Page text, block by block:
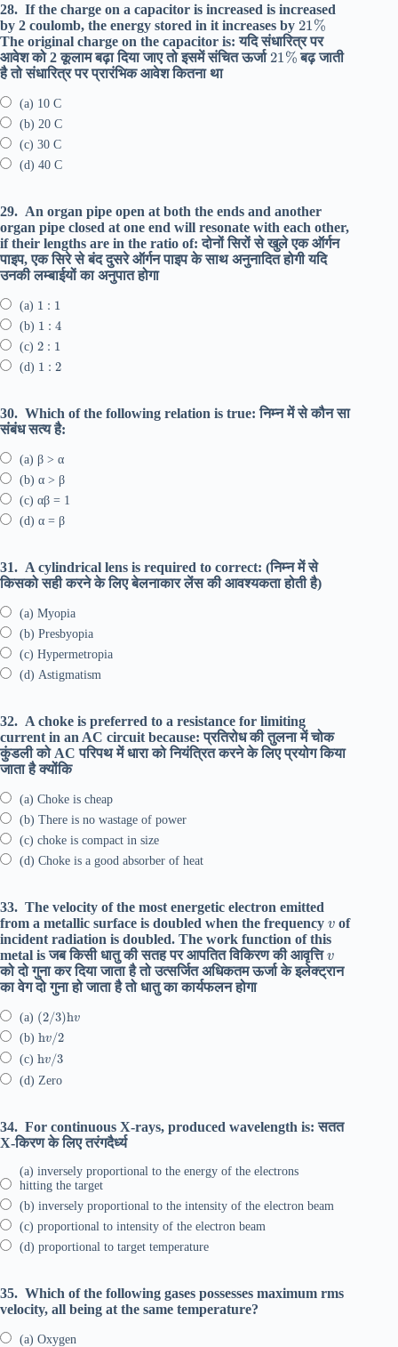
28. If the charge on a capacitor is increased is increased
by 2 coulomb, the energy stored in it increases by 21%
The original charge on the capacitor is: यदि संधारित्र पर
आवेश को 2 कूलाम बढ़ा दिया जाए तो इसमें संचित ऊर्जा21%बढ़ जाती
है तो संधारित्र पर प्रारंभिक आवेश कितना था
(a) 10 C
(b) 20 C
(c) 30 C
(d) 40 C
29. An organ pipe open at both the ends and another
organ pipe closed at one end will resonate with each other,
if their lengths are in the ratio of: दोनों सिरों से खुले एक ऑर्गन
पाइप, एक सिरे से बंद दुसरे ऑर्गन पाइप के साथ अनुनादित होगी यदि
उनकी लम्बाईयों का अनुपात होगा
(a) 1
(b) 1
(c) 2
(d) 1
30. Which of the following relation is true: निम्न में से कौन सा
संबंध सत्य है:
(a) β > α
(b) α > β
(c) αβ = 1
(d) α = β
31. A cylindrical lens is required to correct: (निम्न में से
किसको सही करने के लिए बेलनाकार लेंस की आवश्यकता होती है)
(a) Myopia
(b) Presbyopia
(c) Hypermetropia
(d) Astigmatism
32. A choke is preferred to a resistance for limiting
current in an AC circuit because: प्रतिरोध की तुलना में चोक
कुंडली को AC परिपथ में धारा को नियंत्रित करने के लिए प्रयोग किया
जाता है क्योंकि
(a) Choke is cheap
(b) There is no wastage of power
(c) choke is compact in size
(d) Choke is a good absorber of heat
33. The velocity of the most energetic electron emitted
from a metallic surface is doubled when the frequency
of
incident radiation is doubled. The work function of this
metal is जब किसी धातु की सतह पर आपतित विकिरण की आवृत्तिv
को दो गुना कर दिया जाता है तो उत्सर्जित अधिकतम ऊर्जा के इलेक्ट्रान
का वेग दो गुना हो जाता है तो धातु का कार्यफलन होगा
(a) (2 3)h
(b) h /2
(c) h 3
(d) Zero
34. For continuous X-rays, produced wavelength is: सतत
X-किरण के लिए तरंगदैर्ध्य
(a) inversely proportional to the energy of the electrons
hitting the target
(b) inversely proportional to the intensity of the electron beam
(c) proportional to intensity of the electron beam
(d) proportional to target temperature
35. Which of the following gases possesses maximum rms
velocity, all being at the same temperature?
(a) Oxygen